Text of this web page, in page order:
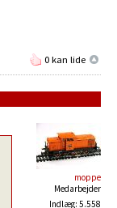
0 kan lide
moppe
Medarbejder
Indlæg: 5.558